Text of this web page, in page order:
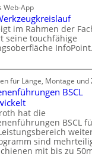
Web-App
im Rahmen der
seine touchfähige
InfoPoint.
für Länge, Montage und
BSCL
hat die
BSCL
sind
mit bis zu